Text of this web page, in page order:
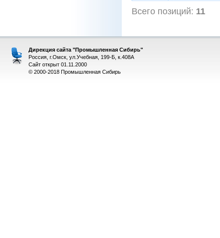
Всего позиций: 11
Дирекция сайта "Промышленная Сибирь"
Россия, г.Омск, ул.Учебная, 199-Б, к.408А
Сайт открыт 01.11.2000
© 2000-2018 Промышленная Сибирь